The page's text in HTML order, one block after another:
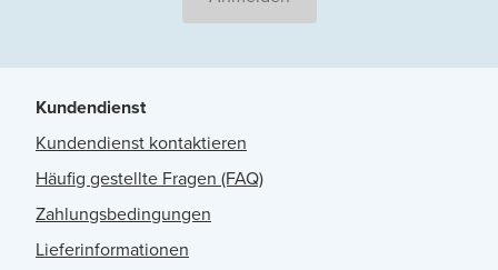
Kundendienst
Kundendienst kontaktieren
Häufig gestellte Fragen (FAQ)
Zahlungsbedingungen
Lieferinformationen